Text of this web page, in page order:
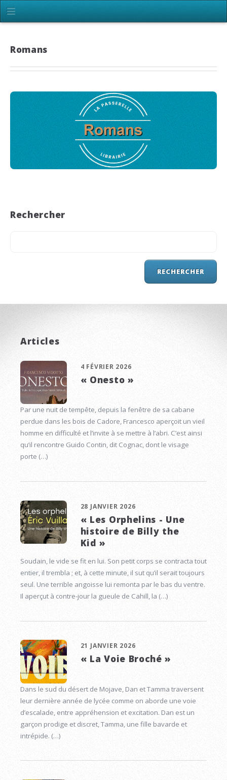
Romans
Rechercher
Articles
4 FÉVRIER 2026
« Onesto »
Par une nuit de tempête, depuis la fenêtre de sa cabane
perdue dans les bois de Cadore, Francesco aperçoit un vieil
homme en difficulté et l’invite à se mettre à l’abri. C’est ainsi
qu’il rencontre Guido Contin, dit Cognac, dont le visage
porte (…)
28 JANVIER 2026
« Les Orphelins - Une
histoire de Billy the
Kid »
Soudain, le vide se fit en lui. Son petit corps se contracta tout
entier, il trembla ; et, à cette minute, il sut qu’il serait toujours
seul. Une terrible angoisse lui remonta par le bas du ventre.
Il aperçut à contre-jour la gueule de Cahill, la (…)
21 JANVIER 2026
« La Voie Broché »
Dans le sud du désert de Mojave, Dan et Tamma traversent
leur dernière année de lycée comme on aborde une voie
d’escalade, entre appréhension et excitation. Dan est un
garçon prodige et discret, Tamma, une fille bavarde et
intrépide. (…)